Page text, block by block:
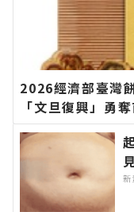
2026經濟部臺灣
「文旦復興」勇
∣花蓮新聞網官方
聞報導 最新的在
新